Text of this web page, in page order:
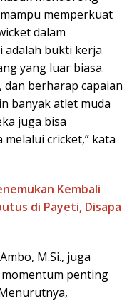
memperkuat
dalam
bukti kerja
yang luar biasa.
dan berharap capaian
banyak atlet muda
juga bisa
cricket,” kata
Kembali
di Payeti, Disapa
M.Si., juga
penting